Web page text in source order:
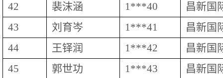
42
裴沫涵 1***40
昌新国
43
刘育岑 1***41
昌新国
44
王铎润 1***42
昌新国
45
郭世功 1***43
昌新国